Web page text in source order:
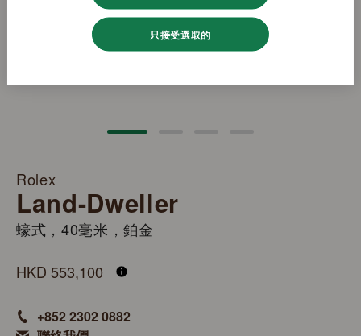
Rolex
Land-Dweller
蠔式，40毫米，鉑金
HKD 553,100
+852 2302 0882
只接受選取的